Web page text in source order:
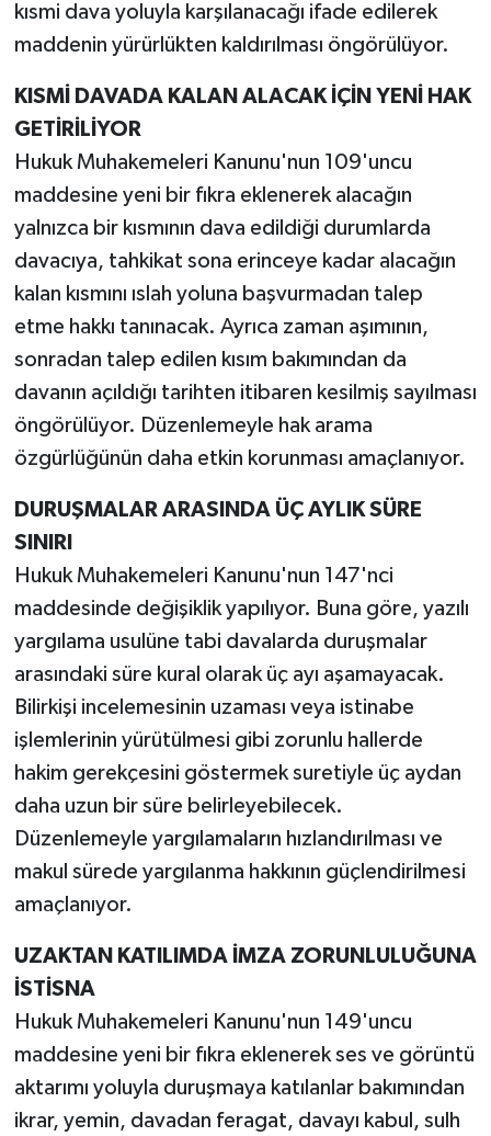
kısmi dava yoluyla karşılanacağı ifade edilerek
maddenin yürürlükten kaldırılması öngörülüyor.
KISMİ DAVADA KALAN ALACAK İÇİN YENİ HAK
GETİRİLİYOR
Hukuk Muhakemeleri Kanunu'nun 109'uncu
maddesine yeni bir fıkra eklenerek alacağın
yalnızca bir kısmının dava edildiği durumlarda
davacıya, tahkikat sona erinceye kadar alacağın
kalan kısmını ıslah yoluna başvurmadan talep
etme hakkı tanınacak. Ayrıca zaman aşımının,
sonradan talep edilen kısım bakımından da
davanın açıldığı tarihten itibaren kesilmiş sayılması
öngörülüyor. Düzenlemeyle hak arama
özgürlüğünün daha etkin korunması amaçlanıyor.
DURUŞMALAR ARASINDA ÜÇ AYLIK SÜRE
SINIRI
Hukuk Muhakemeleri Kanunu'nun 147'nci
maddesinde değişiklik yapılıyor. Buna göre, yazılı
yargılama usulüne tabi davalarda duruşmalar
arasındaki süre kural olarak üç ayı aşamayacak.
Bilirkişi incelemesinin uzaması veya istinabe
işlemlerinin yürütülmesi gibi zorunlu hallerde
hakim gerekçesini göstermek suretiyle üç aydan
daha uzun bir süre belirleyebilecek.
Düzenlemeyle yargılamaların hızlandırılması ve
makul sürede yargılanma hakkının güçlendirilmesi
amaçlanıyor.
UZAKTAN KATILIMDA İMZA ZORUNLULUĞUNA
İSTİSNA
Hukuk Muhakemeleri Kanunu'nun 149'uncu
maddesine yeni bir fıkra eklenerek ses ve görüntü
aktarımı yoluyla duruşmaya katılanlar bakımından
ikrar, yemin, davadan feragat, davayı kabul, sulh